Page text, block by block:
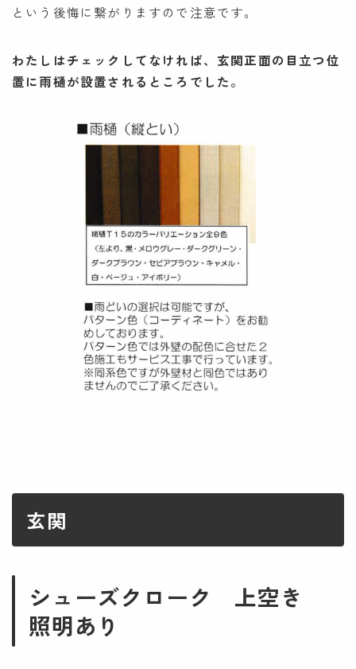
という後悔に繋がりますので注意です。
わたしはチェックしてなければ、玄関正面の目立つ位
置に雨樋が設置されるところでした。
玄関
シューズクローク 上空き
照明あり